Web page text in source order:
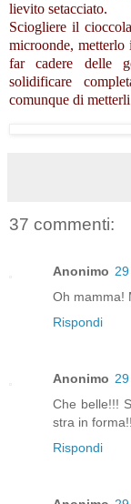
lievito setacciato.
Sciogliere il
microonde,
far cadere delle
solidificare
comunque di
37 commenti:
Anonimo
Oh mamma!
Rispondi
Anonimo
Che belle!!!
stra in
Rispondi